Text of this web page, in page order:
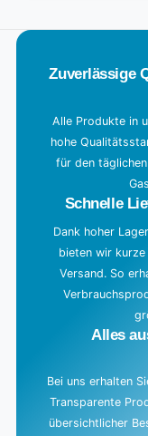
Zuverlässige
Alle Produkte in
hohe
für den
Schnelle
Dank hoher
bieten wir
Versand. So
Alles
Bei uns erhalten
Transparente
übersichtlicher